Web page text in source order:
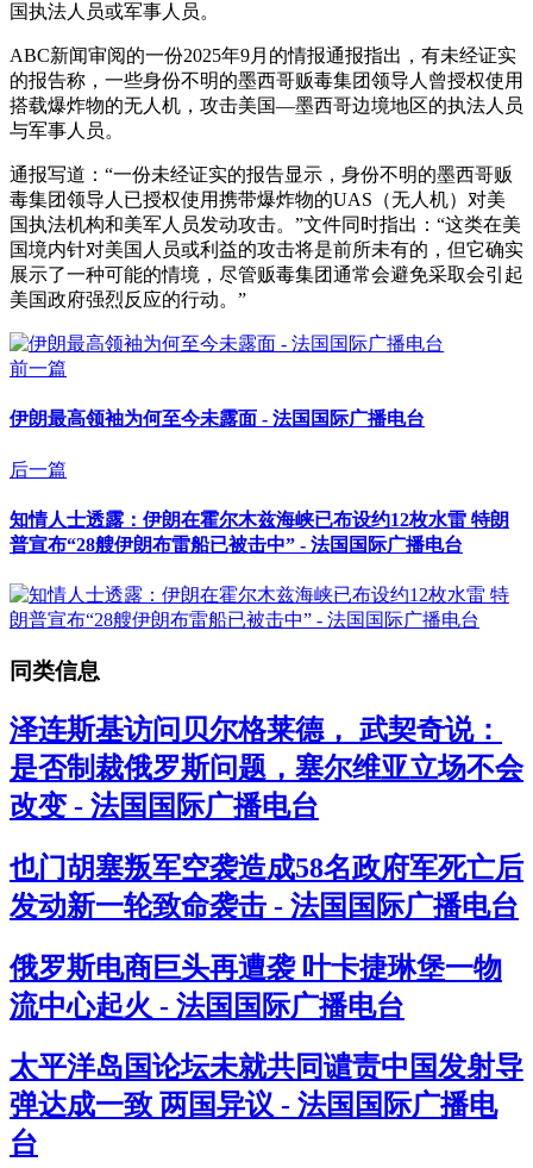
国执法人员或军事人员。
ABC新闻审阅的一份2025年9月的情报通报指出，有未经证实
的报告称，一些身份不明的墨西哥贩毒集团领导人曾授权使用
搭载爆炸物的无人机，攻击美国—墨西哥边境地区的执法人员
与军事人员。
通报写道：“一份未经证实的报告显示，身份不明的墨西哥贩
毒集团领导人已授权使用携带爆炸物的UAS（无人机）对美
国执法机构和美军人员发动攻击。”文件同时指出：“这类在美
国境内针对美国人员或利益的攻击将是前所未有的，但它确实
展示了一种可能的情境，尽管贩毒集团通常会避免采取会引起
美国政府强烈反应的行动。”
前一篇
伊朗最高领袖为何至今未露面 - 法国国际广播电台
后一篇
知情人士透露：伊朗在霍尔木兹海峡已布设约12枚水雷 特朗
普宣布“28艘伊朗布雷船已被击中” - 法国国际广播电台
同类信息
泽连斯基访问贝尔格莱德， 武契奇说：
是否制裁俄罗斯问题，塞尔维亚立场不会
改变 - 法国国际广播电台
也门胡塞叛军空袭造成58名政府军死亡后
发动新一轮致命袭击 - 法国国际广播电台
俄罗斯电商巨头再遭袭 叶卡捷琳堡一物
流中心起火 - 法国国际广播电台
太平洋岛国论坛未就共同谴责中国发射导
弹达成一致 两国异议 - 法国国际广播电
台